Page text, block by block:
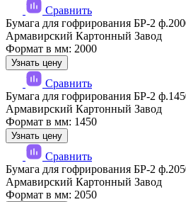
Сравнить
Бумага для гофрирования БР-2
Армавирский Картонный Завод
Формат в мм: 2000
Узнать цену
Сравнить
Бумага для гофрирования БР-2
Армавирский Картонный Завод
Формат в мм: 1450
Узнать цену
Сравнить
Бумага для гофрирования БР-2
Армавирский Картонный Завод
Формат в мм: 2050